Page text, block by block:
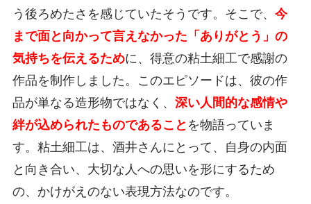
う後ろめたさを感じていたそうです。そこで、 今
まで面と向かって言えなかった「ありがとう」の
気持ちを伝えるために、得意の粘土細工で感謝の
作品を制作しました。このエピソードは、彼の作
品が単なる造形物ではなく、 深い人間的な感情や
絆が込められたものであること を物語っていま
す。粘土細工は、酒井さんにとって、自身の内面
と向き合い、大切な人への思いを形にするため
の、かけがえのない表現方法なのです。